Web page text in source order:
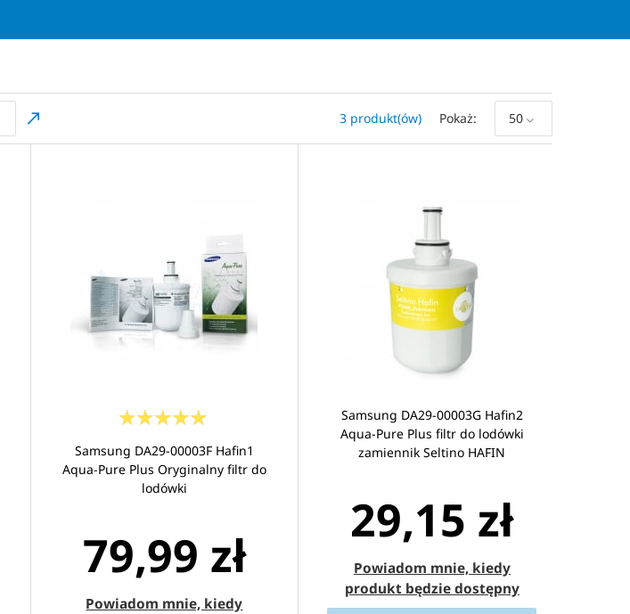
3 produkt(ów) Pokaż 50
Samsung DA29-00003F Hafin1
Aqua-Pure Plus Oryginalny filtr do
lodówki
79,99 zł
Powiadom mnie, kiedy
Samsung DA29-00003G Hafin2
Aqua-Pure Plus filtr do lodówki
zamiennik Seltino HAFIN
29,15 zł
Powiadom mnie, kiedy
produkt będzie dostępny